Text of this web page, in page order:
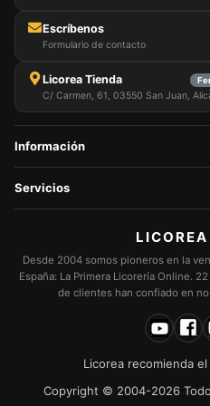
Escríbenos
Formulario de contacto
Licorea Tienda
C/ Carmen, 61, 03550 San Juan,
Información
Servicios
LICOREA
Desde 2004 somos pioneros en la
España: La Primera Licorería Online.
de clientes han confiado en
Licorea recomienda
Copyright © 2004-2026